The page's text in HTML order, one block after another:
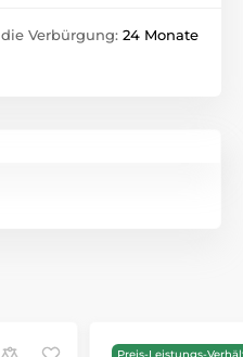
die Verbürgung: 24 Monate
Preis-Leistungs-